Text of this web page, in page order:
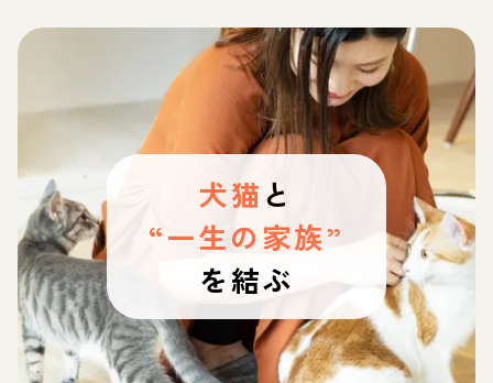
犬猫 と
“一生の家族”
を結ぶ